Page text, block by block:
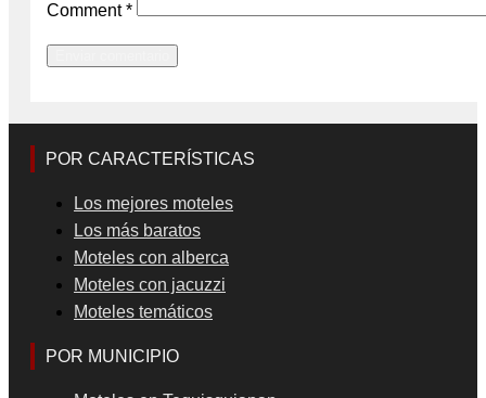
Comment*
POR CARACTERÍSTICAS
Los mejores moteles
Los más baratos
Moteles con alberca
Moteles con jacuzzi
Moteles temáticos
POR MUNICIPIO